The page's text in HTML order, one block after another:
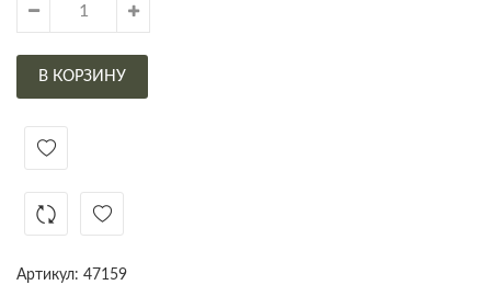
В КОРЗИНУ
Артикул: 47159